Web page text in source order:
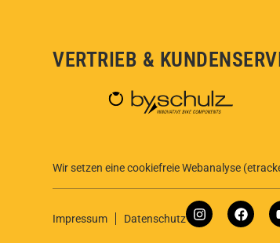
VERTRIEB &
Wir setzen eine cookiefreie Webanalyse
Impressum Datenschutz